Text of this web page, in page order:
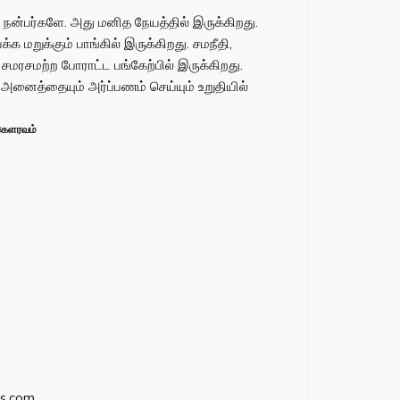
அது மனித நேயத்தில் இருக்கிறது.
பாங்கில் இருக்கிறது. சமநீதி,
போராட்ட பங்கேற்பில் இருக்கிறது.
அர்ப்பணம் செய்யும் உறுதியில்